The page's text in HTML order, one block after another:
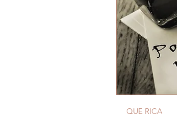
QUE RICA